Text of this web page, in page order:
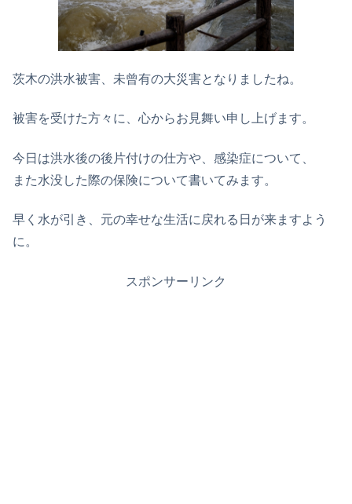
茨木の洪水被害、未曾有の大災害となりましたね。
被害を受けた方々に、心からお見舞い申し上げます。
今日は洪水後の後片付けの仕方や、感染症について、
また水没した際の保険について書いてみます。
早く水が引き、元の幸せな生活に戻れる日が来ますよう
に。
スポンサーリンク